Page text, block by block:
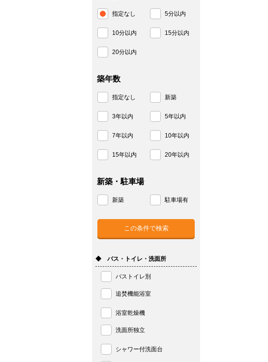
指定なし 5分以内
10分以内 15分以内
20分以内
築年数
指定なし 新築
3年以内 5年以内
7年以内 10年以内
15年以内 20年以内
新築・駐車場
新築 駐車場有
◆ バス・トイレ・洗面所
バストイレ別
追焚機能浴室
浴室乾燥機
洗面所独立
シャワー付洗面台